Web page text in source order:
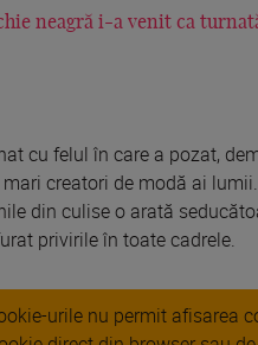
neagră i-a venit ca
cu felul în care a pozat,
creatori de modă ai
din culise o arată
privirile în toate cadrele.
urile nu permit afisarea